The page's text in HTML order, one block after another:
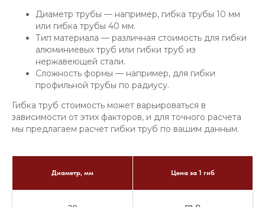
Диаметр трубы — например, гибка трубы 10 мм
или гибка трубы 40 мм.
Тип материала — различная стоимость для гибки
алюминиевых труб или гибки труб из
нержавеющей стали.
Сложность формы — например, для гибки
профильной трубы по радиусу.
Гибка труб стоимость может варьироваться в
зависимости от этих факторов, и для точного расчета
мы предлагаем расчет гибки труб по вашим данным.
Диаметр, мм Цена за 1 гиб